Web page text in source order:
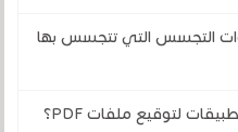
التجسس التي تتجسس بها
هل سئمت من التنقل بين التطبيقات لتوقيع ملفات PDF؟